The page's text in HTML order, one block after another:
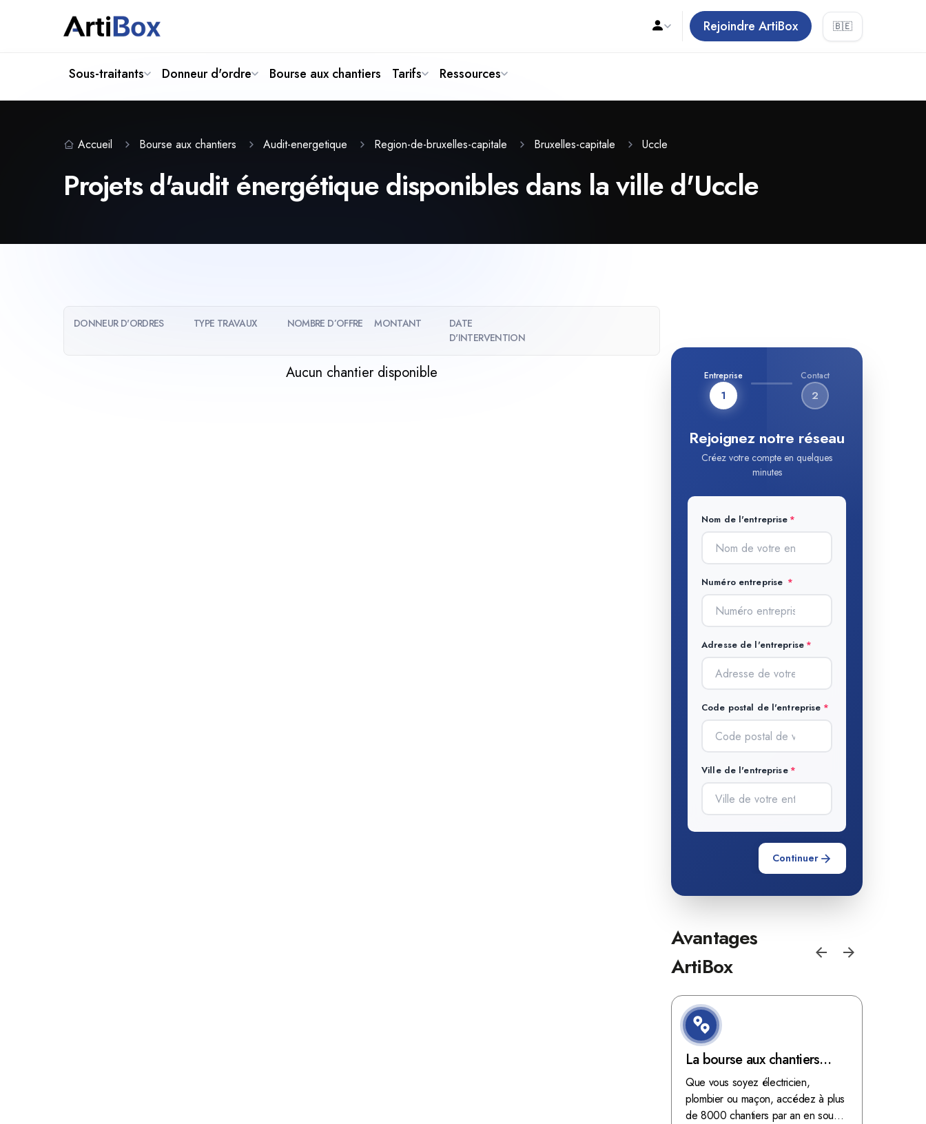
Rejoindre ArtiBox 🇧🇪
Sous-traitants Donneur d'ordre Bourse aux chantiers Tarifs Ressources
Accueil Bourse aux chantiers Audit-energetique Region-de-bruxelles-capitale Bruxelles-capitale Uccle
Projets d'audit énergétique disponibles dans la ville d'Uccle
DONNEUR D'ORDRES TYPE TRAVAUX NOMBRE D’OFFRE MONTANT
DATE
D'INTERVENTION
Aucun chantier disponible Entreprise
1
Contact
2
Rejoignez notre réseau
Créez votre compte en quelques
minutes
Nom de l'entreprise
Numéro entreprise
Adresse de l'entreprise
Code postal de l'entreprise
Ville de l'entreprise
Continuer
Avantages
ArtiBox
La bourse aux chantiers
d'ArtiBox Belgique, véritable
mine d'or !
Que vous soyez électricien,
plombier ou maçon, accédez à plus
de 8000 chantiers par an en sous-